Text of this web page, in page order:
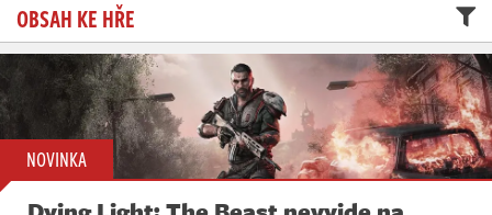
OBSAH KE HŘE
NOVINKA